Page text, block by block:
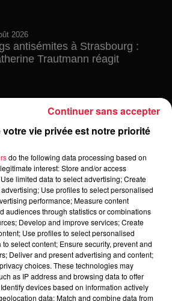
2026
antisémites à Strasbourg :
Trautmann réagit
zoo de Mulhouse : rencontre
les flamants rouges
2026
dernières infos sur la venue du
à Metz en septembre
2026
Park : des précisons sur
votre vie privée est notre priorité
do the following data processing based on
interest: Store and/or access
limited data to select advertising; Create
Use profiles to select personalised
performance; Measure content
audiences through statistics or combinations
Develop and improve services; Create
Use profiles to select personalised
select content; Ensure security, prevent and
Deliver and present advertising and content;
choices. These technologies may
as IP address and browsing data to offer
devices based on information actively
data; Match and combine data from
Continuer sans accepter